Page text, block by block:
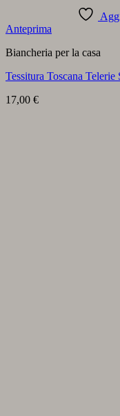
Anteprima
Biancheria per la casa
Tessitura Toscana
17,00 €